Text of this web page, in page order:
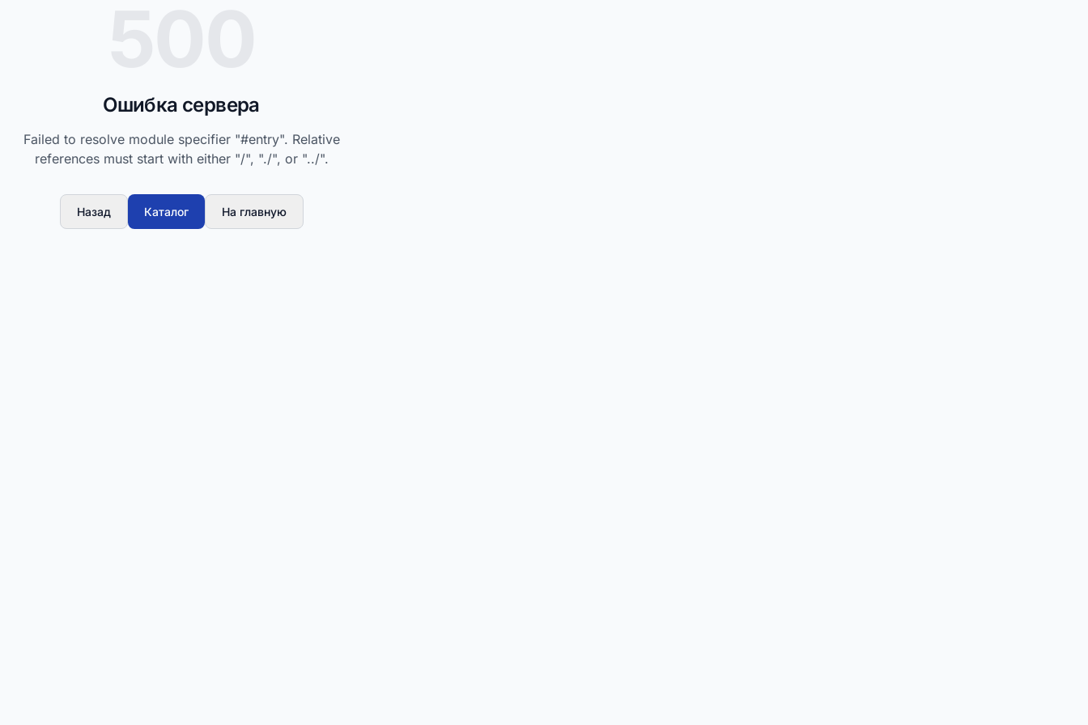
Ошибка сервера
Failed to resolve module specifier "#entry". Relative
references must start with either "/", "./", or "../".
Назад Каталог На главную